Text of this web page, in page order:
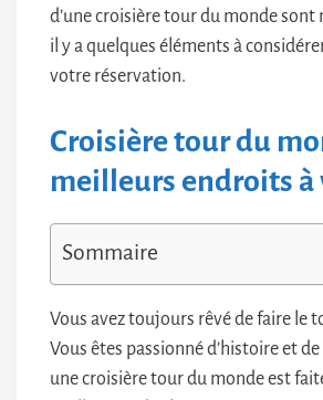
d’une croisière tour du monde sont
il y a quelques éléments à
votre réservation.
Croisière tour du
meilleurs endroits à
Sommaire
Vous avez toujours rêvé de faire le
Vous êtes passionné d’histoire et
une croisière tour du monde est